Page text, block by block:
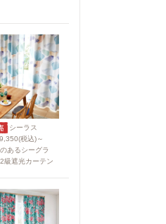
シーラス
税込)～
あるシーグラ
級遮光カーテン